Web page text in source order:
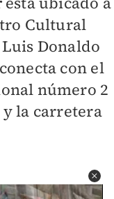
Cultural
Donaldo
con el
número 2
y la carretera